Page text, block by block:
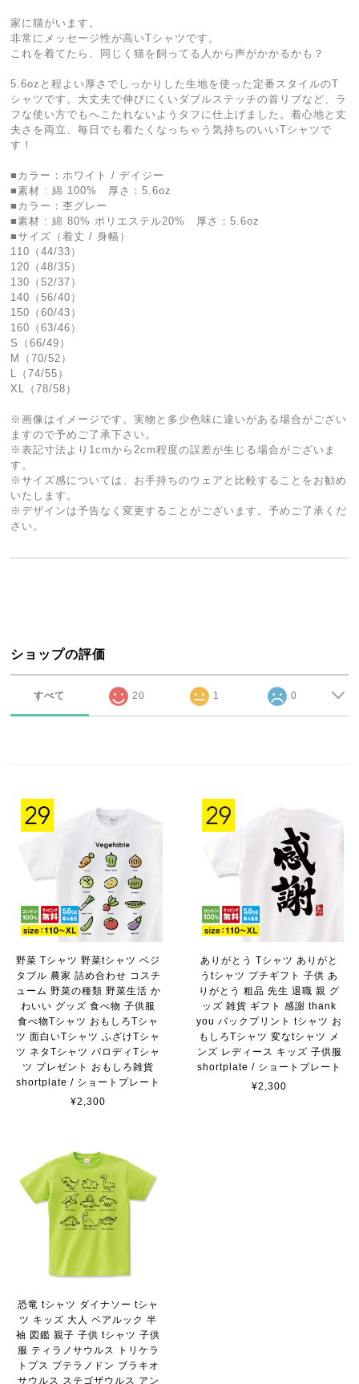
家に猫がいます。
非常にメッセージ性が高いTシャツです。
これを着てたら、同じく猫を飼ってる人から声がかかるかも？
5.6ozと程よい厚さでしっかりした生地を使った定番スタイルのT
シャツです。大丈夫で伸びにくいダブルステッチの首リブなど、ラ
フな使い方でもへこたれないようタフに仕上げました。着心地と丈
夫さを両立、毎日でも着たくなっちゃう気持ちのいいTシャツで
す！
■カラー：ホワイト / デイジー
■素材 : 綿 100% 厚さ：5.6oz
■カラー：杢グレー
■素材 : 綿 80% ポリエステル20% 厚さ：5.6oz
■サイズ（着丈 / 身幅）
110（44/33）
120（48/35）
130（52/37）
140（56/40）
150（60/43）
160（63/46）
S（66/49）
M（70/52）
L（74/55）
XL（78/58）
※画像はイメージです。実物と多少色味に違いがある場合がござい
ますので予めご了承下さい。
※表記寸法より1cmから2cm程度の誤差が生じる場合がございま
す。
※サイズ感については、お手持ちのウェアと比較することをお勧め
いたします。
※デザインは予告なく変更することがございます。予めご了承くだ
さい。
ショップの評価
すべて 20 1 0
野菜 Tシャツ 野菜tシャツ ベジ
タブル 農家 詰め合わせ コスチ
ューム 野菜の種類 野菜生活 か
わいい グッズ 食べ物 子供服
食べ物Tシャツ おもしろTシャ
ツ 面白いTシャツ ふざけTシャ
ツ ネタTシャツ パロディTシャ
ツ プレゼント おもしろ雑貨
shortplate / ショートプレート
¥2,300
ありがとう Tシャツ ありがと
うtシャツ プチギフト 子供 あ
りがとう 粗品 先生 退職 親 グ
ッズ 雑貨 ギフト 感謝 thank
you バックプリント tシャツ お
もしろTシャツ 変なtシャツ メ
ンズ レディース キッズ 子供服
shortplate / ショートプレート
¥2,300
恐竜 tシャツ ダイナソー tシャ
ツ キッズ 大人 ペアルック 半
袖 図鑑 親子 子供 tシャツ 子供
服 ティラノサウルス トリケラ
トプス プテラノドン ブラキオ
サウルス ステゴザウルス アン